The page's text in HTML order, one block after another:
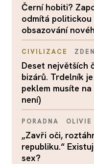
Černí hobiti?
odmítá
obsazování
CIVILIZACE
Deset největších
bizárů. Trdelník
peklem musíte
není)
PORADNA OLIVIE
„Zavři oči,
republiku.“
sex?